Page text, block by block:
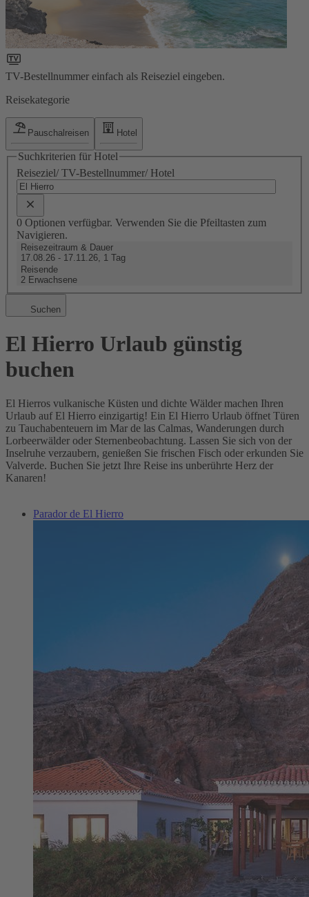
TV-Bestellnummer einfach als Reiseziel eingeben.
Reisekategorie
Pauschalreisen Hotel
Suchkriterien für Hotel
Reiseziel/ TV-Bestellnummer/ Hotel
0 Optionen verfügbar. Verwenden Sie die Pfeiltasten zum
Navigieren.
Reisezeitraum & Dauer
17.08.26 - 17.11.26, 1 Tag
Reisende
2 Erwachsene
Suchen
El Hierro Urlaub günstig
buchen
El Hierros vulkanische Küsten und dichte Wälder machen Ihren
Urlaub auf El Hierro einzigartig! Ein El Hierro Urlaub öffnet Türen
zu Tauchabenteuern im Mar de las Calmas, Wanderungen durch
Lorbeerwälder oder Sternenbeobachtung. Lassen Sie sich von der
Inselruhe verzaubern, genießen Sie frischen Fisch oder erkunden Sie
Valverde. Buchen Sie jetzt Ihre Reise ins unberührte Herz der
Kanaren!
Parador de El Hierro